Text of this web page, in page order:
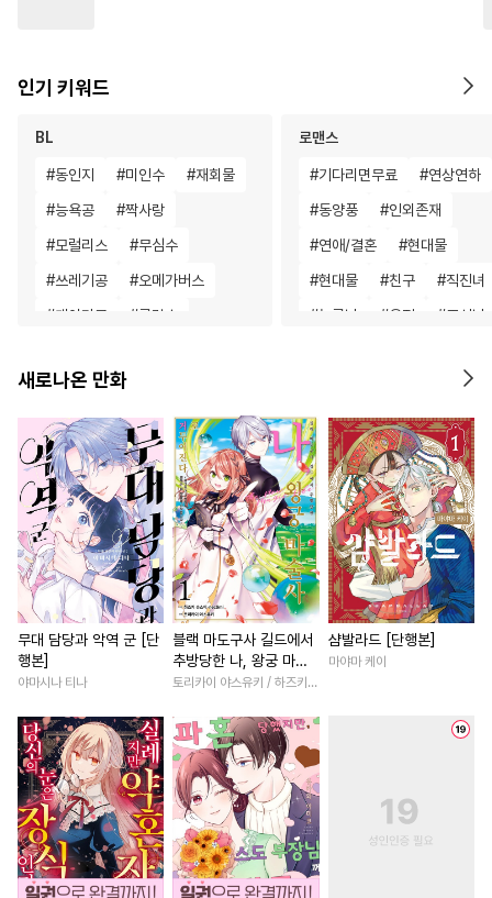
인기 키워드
BL
#동인지 #미인수 #재회물
#능욕공 #짝사랑
#모럴리스 #무심수
#쓰레기공 #오메가버스
#개아가공 #굴림수
#예민수 #첫사랑
#소심수 #군림수 #무심공
#헤테로공 #명랑수
# 재벌공 #
하드코어
#계약관계 #다각관계
# 일상 #조폭공 #친구
다정수 # 변태수 # 후회공
#벤츠공 # 페티쉬
#
연하수
#원나잇 #후회수
#배틀연애 #떡대수 #동물
#순정공 #문란공
#성인용품 #가이드버스
#자낮수 #감금/강제 #조교
로맨스
#기다리면무료 #연상연하
#동양풍 #인외존재
#연애/결혼 #현대물
#현대물 #친구 #직진녀
#능글남 #우정 #조신남
# 학원/캠퍼스 #서양풍
#
로맨스 #육아물 #친구
# 첫경험 #명문세가
#
상처녀 #직진남 #동거
#
짝사랑 #회귀물 #다정
#다정남 #능욕 #일상
#
후회남 #다각관계
평범녀 #
#오피스물
#
#
소설원작
#복수물 #역사/시대물
#철벽남
새로나온 만화
무대 담당과 악역 군 [단
행본]
야마시나 티나
블랙 마도구사 길드에서
추방당한 나, 왕궁 마술
사로 거두어진다 [단행토리카이 야스유키 / 하즈키 슈스이·necömi
샴발라드 [단행본]
마야마 케이